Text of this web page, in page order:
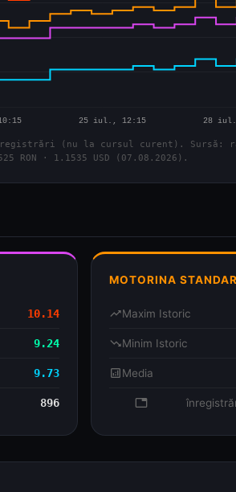
(nu la cursul curent). Sursă:
RON · 1.1535 USD (07.08.2026).
10.14
9.24
9.73
896
MOTORINA
trending_upMaxim Istoric
trending_downMinim Istoric
analyticsMedia
database